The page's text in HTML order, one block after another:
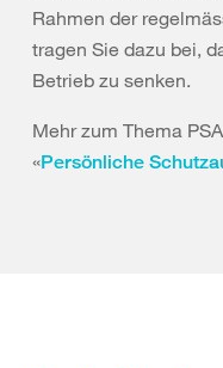
Rahmen der
tragen Sie dazu bei,
Betrieb zu senken.
Mehr zum Thema
«Persönliche